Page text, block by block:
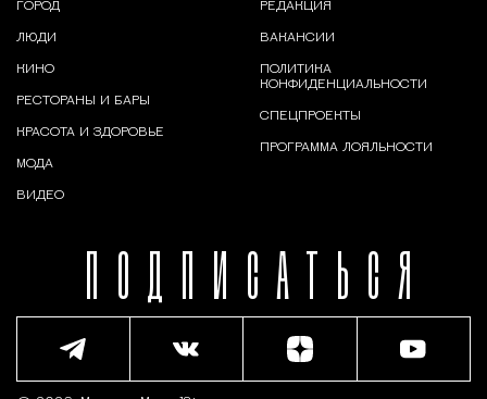
ПОДПИСАТЬСЯ
ГОРОД
ЛЮДИ
КИНО
РЕСТОРАНЫ И БАРЫ
КРАСОТА И ЗДОРОВЬЕ
МОДА
ВИДЕО
РЕДАКЦИЯ
ВАКАНСИИ
ПОЛИТИКА
КОНФИДЕНЦИАЛЬНОСТИ
СПЕЦПРОЕКТЫ
ПРОГРАММА ЛОЯЛЬНОСТИ